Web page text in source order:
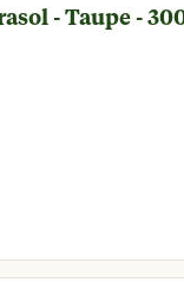
- Taupe -